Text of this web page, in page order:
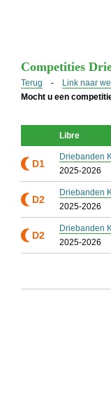
Competities
Terug - Link naar
Mocht u een
Libre
D1
Driebanden
2025-2026
D2
Driebanden
2025-2026
D2
Driebanden
2025-2026